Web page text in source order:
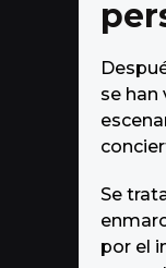
se han
Se
por el